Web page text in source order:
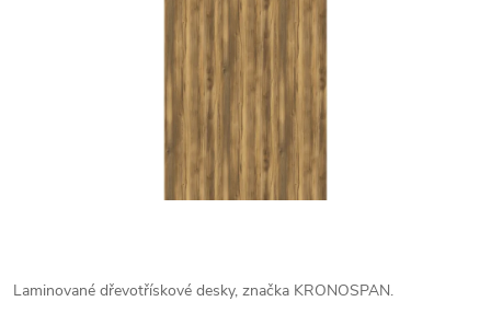
Laminované dřevotřískové desky, značka KRONOSPAN.